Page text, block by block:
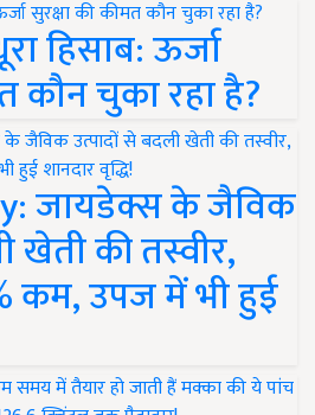
हिसाब: ऊर्जा
कौन चुका रहा है?
जायडेक्स के जैविक
खेती की तस्वीर,
कम, उपज में भी हुई